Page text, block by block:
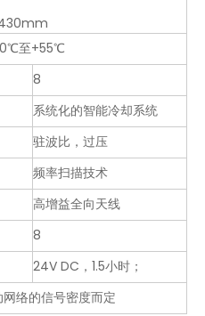
至+55℃
8
系统化的智能冷却系统
驻波比，过压
频率扫描技术
高增益全向天线
8
24V DC，1.5小时；
络的信号密度而定